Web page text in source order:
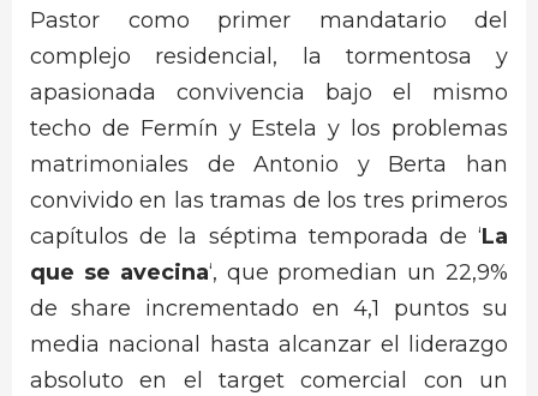
Pastor como primer mandatario del
complejo residencial, la tormentosa y
apasionada convivencia bajo el mismo
techo de Fermín y Estela y los problemas
matrimoniales de Antonio y Berta han
convivido en las tramas de los tres primeros
capítulos de la séptima temporada de ‘La
que se avecina‘, que promedian un 22,9%
de share incrementado en 4,1 puntos su
media nacional hasta alcanzar el liderazgo
absoluto en el target comercial con un